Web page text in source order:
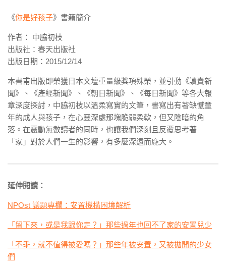
《你是好孩子》書籍簡介
作者： 中脇初枝
出版社：春天出版社
出版日期：2015/12/14
本書甫出版即榮獲日本文壇重量級獎項殊榮，並引動《讀賣新
聞》、《產經新聞》、《朝日新聞》、《每日新聞》等各大報
章深度探討，中脇初枝以溫柔寫實的文筆，書寫出有著缺憾童
年的成人與孩子，在心靈深處那塊脆弱柔軟，但又陰暗的角
落。在震動無數讀者的同時，也讓我們深刻且反覆思考著
「家」對於人們一生的影響，有多麼深遠而龐大。
延伸閱讀：
NPOst 議題專欄：安置機構困境解析
「留下來，或是我跟你走？」那些過年也回不了家的安置兒少
「不乖，就不值得被愛嗎？」那些年被安置，又被拋開的少女
們